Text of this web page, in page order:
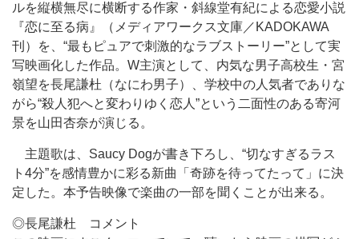
ルを縦横無尽に横断する作家・斜線堂有紀による恋愛小説
『恋に至る病』（メディアワークス文庫／KADOKAWA
刊）を、“最もピュアで刺激的なラブストーリー”として実
写映画化した作品。W主演として、内気な男子高校生・宮
嶺望を長尾謙杜（なにわ男子）、学校中の人気者でありな
がら“殺人犯へと変わりゆく恋人”という二面性のある寄河
景を山田杏奈が演じる。
主題歌は、Saucy Dogが書き下ろし、“切なすぎるラス
ト4分”を感情豊かに彩る新曲「奇跡を待ってたって」に決
定した。本予告映像で楽曲の一部を聞くことが出来る。
◎長尾謙杜 コメント